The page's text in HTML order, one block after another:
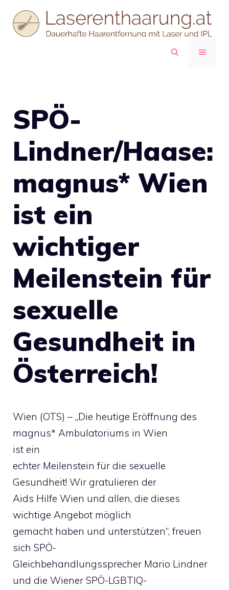
Inhalt
springen
MENÜ
SPÖ-
Lindner/Haase:
magnus* Wien
ist ein
wichtiger
Meilenstein für
sexuelle
Gesundheit in
Österreich!
Wien (OTS) – „Die heutige Eröffnung des
magnus* Ambulatoriums in Wien
ist ein
echter Meilenstein für die sexuelle
Gesundheit! Wir gratulieren der
Aids Hilfe Wien und allen, die dieses
wichtige Angebot möglich
gemacht haben und unterstützen“, freuen
sich SPÖ-
Gleichbehandlungssprecher Mario Lindner
und die Wiener SPÖ-LGBTIQ-